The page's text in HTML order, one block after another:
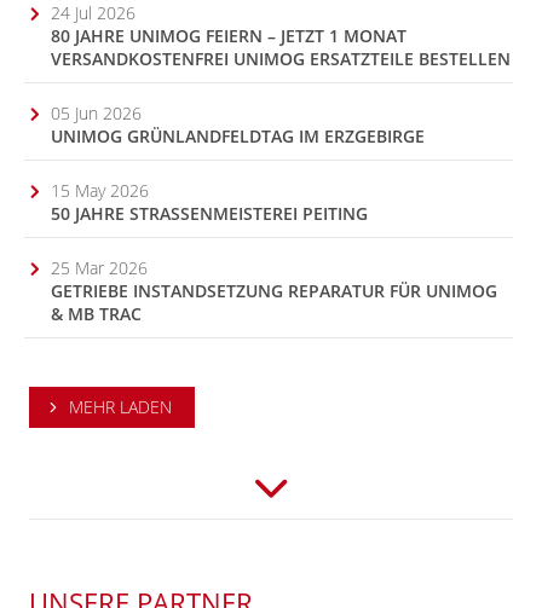
24 Jul 2026
80 JAHRE UNIMOG FEIERN – JETZT 1 MONAT
VERSANDKOSTENFREI UNIMOG ERSATZTEILE BESTELLEN
05 Jun 2026
UNIMOG GRÜNLANDFELDTAG IM ERZGEBIRGE
15 May 2026
50 JAHRE STRASSENMEISTEREI PEITING
25 Mar 2026
GETRIEBE INSTANDSETZUNG REPARATUR FÜR UNIMOG
& MB TRAC
MEHR LADEN